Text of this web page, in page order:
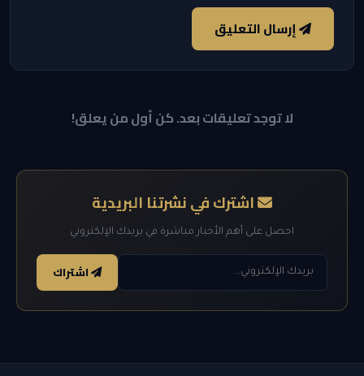
إرسال التعليق
لا توجد تعليقات بعد. كن أول من يعلق!
اشترك في نشرتنا البريدية
احصل على أهم الأخبار مباشرة في بريدك الإلكتروني
اشتراك